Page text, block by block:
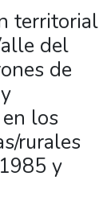
territorial
del
de
los
rurales
y